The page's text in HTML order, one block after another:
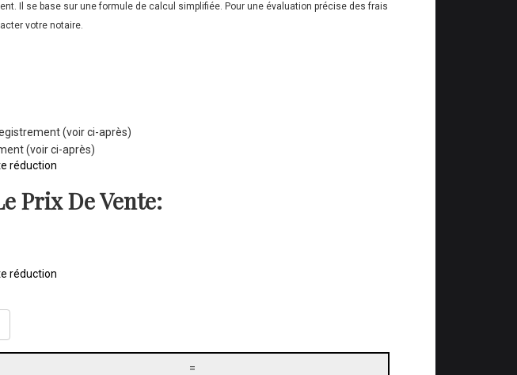
Il se base sur une formule de calcul simplifiée. Pour une évaluation précise des frais
votre notaire.
(voir ci-après)
(voir ci-après)
réduction
Prix De Vente:
réduction
=